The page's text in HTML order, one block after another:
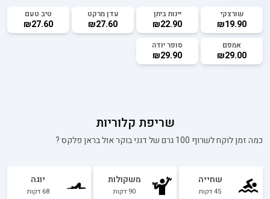
שורצקי
₪19.90
יינות ביתן
₪22.90
עדן מרקט
₪27.60
טיב טעם
₪27.60
אמפם
₪29.00
סופר יודה
₪29.90
שריפת קלוריות
כמה זמן לוקח לשרוף 100 גרם של דגני בוקר אול בראן פלקס?
שחייה
45דקות
משקולות
90 דקות
יוגה
68 דקות